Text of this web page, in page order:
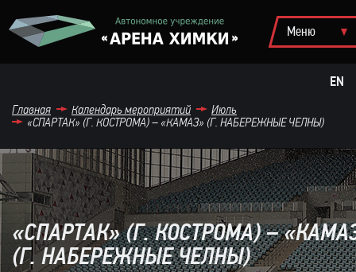
EN
Главная Календарь мероприятий
Июль
«СПАРТАК» (Г. КОСТРОМА) – «КАМАЗ» (Г. НАБЕРЕЖНЫЕ ЧЕЛНЫ)
«СПАРТАК» (Г. КОСТРОМА) –
(Г. НАБЕРЕЖНЫЕ ЧЕЛНЫ)